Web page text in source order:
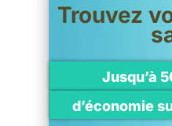
Trouvez
Jusqu’à
d’économie